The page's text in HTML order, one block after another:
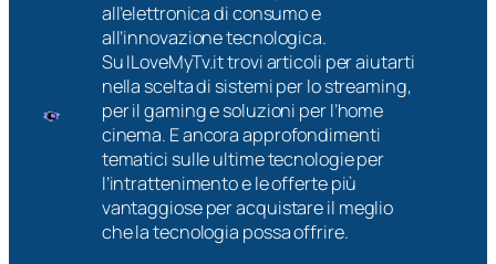
all’elettronica di consumo e
all’innovazione tecnologica.
Su ILoveMyTv.it trovi articoli per aiutarti
nella scelta di sistemi per lo streaming,
per il gaming e soluzioni per l’home
cinema. E ancora approfondimenti
tematici sulle ultime tecnologie per
l’intrattenimento e le offerte più
vantaggiose per acquistare il meglio
che la tecnologia possa offrire.